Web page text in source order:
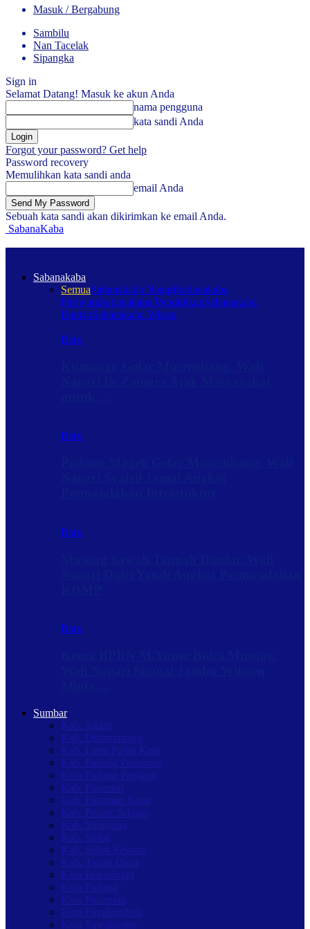
Masuk / Bergabung
Sambilu
Nan Tacelak
Sipangka
Sign in
Selamat Datang! Masuk ke akun Anda
nama pengguna
kata sandi Anda
Forgot your password? Get help
Password recovery
Memulihkan kata sandi anda
email Anda
Sebuah kata sandi akan dikirimkan ke email Anda.
SabanaKaba
Sabanakaba
SemuaSabanakaba NagariSabanakaba
PariwaraSabanakaba PendidikanSabanakaba
RantauSabanakaba Wisata
Baru
Baru
Baru
Baru
Sumbar
Kab. Agam
Kab. Dharmasraya
Kab. Lima Puluh Kota
Kab. Padang Pariaman
Kota Padang Panjang
Kab. Pasaman
Kab. Pasaman Barat
Kab. Pesisir Selatan
Kab. Sijunjung
Kab. Solok
Kab. Solok Selatan
Kab. Tanah Datar
Kota Bukittinggi
Kota Padang
Kota Pariaman
Kota Payakumbuh
Kota Sawahlunto